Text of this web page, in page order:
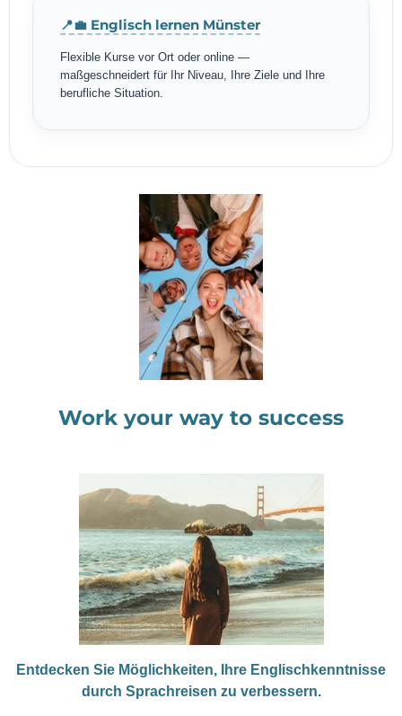
📍💼 Englisch lernen Münster
Flexible Kurse vor Ort oder online —
maßgeschneidert für Ihr Niveau, Ihre Ziele und Ihre
berufliche Situation.
Work your way to success
Entdecken Sie Möglichkeiten, Ihre Englischkenntnisse
durch Sprachreisen zu verbessern.